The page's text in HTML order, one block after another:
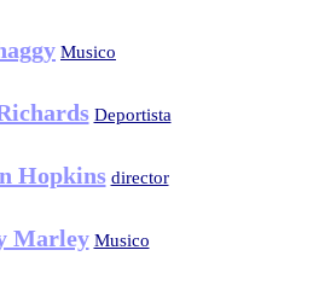
Musico
Deportista
Hopkins director
Marley Musico